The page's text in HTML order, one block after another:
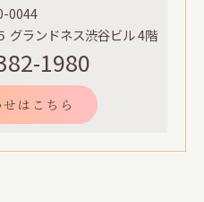
0044
グランドネス渋谷ビル 4階
1980
はこちら